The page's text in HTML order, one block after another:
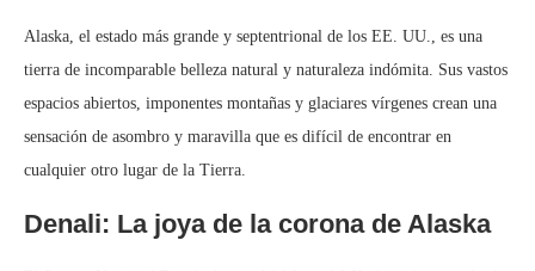
Alaska, el estado más grande y septentrional de los EE. UU., es una
tierra de incomparable belleza natural y naturaleza indómita. Sus vastos
espacios abiertos, imponentes montañas y glaciares vírgenes crean una
sensación de asombro y maravilla que es difícil de encontrar en
cualquier otro lugar de la Tierra.
Denali: La joya de la corona de Alaska